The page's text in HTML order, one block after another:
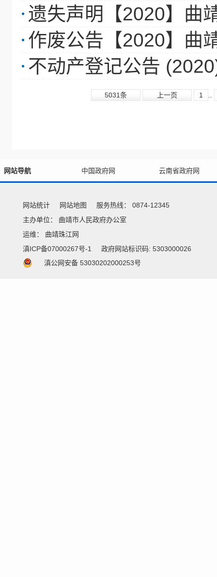
遗失声明【2020】曲
作废公告【2020】曲
不动产登记公告
5031条 上一页 1
网站导航 中国政府网 云南省政府网
网站统计 网站地图
服务热线： 0874-12345
主办单位： 曲靖市人民政府办公室
运维： 曲靖珠江网
滇ICP备07000267号-1
政府网站标识码: 5303000026
滇公网安备 53030202000253号